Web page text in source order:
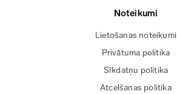
Noteikumi
Lietošanas noteikumi
Privātuma politika
Sīkdatņu politika
Atcelšanas politika